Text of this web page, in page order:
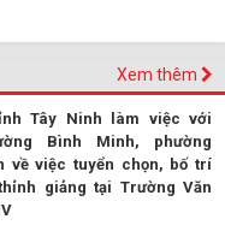
Xem thêm
Tây Ninh làm việc với
Bình Minh, phường
về việc tuyển chọn, bố trí
giảng tại Trường Văn